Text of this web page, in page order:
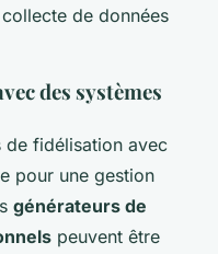
de données
des systèmes
de fidélisation avec
pour une gestion
générateurs de
peuvent être